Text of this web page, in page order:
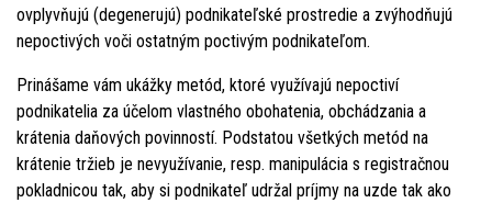
ovplyvňujú (degenerujú) podnikateľské prostredie a zvýhodňujú
nepoctivých voči ostatným poctivým podnikateľom.
Prinášame vám ukážky metód, ktoré využívajú nepoctiví
podnikatelia za účelom vlastného obohatenia, obchádzania a
krátenia daňových povinností. Podstatou všetkých metód na
krátenie tržieb je nevyužívanie, resp. manipulácia s registračnou
pokladnicou tak, aby si podnikateľ udržal príjmy na uzde tak ako